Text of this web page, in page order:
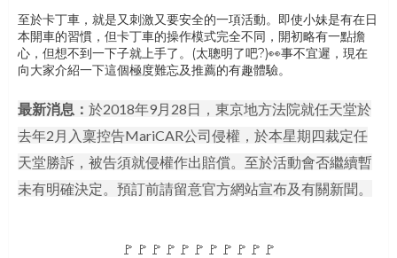
至於卡丁車，就是又刺激又要安全的一項活動。即使小妹是有在日
本開車的習慣，但卡丁車的操作模式完全不同，開初略有一點擔
心，但想不到一下子就上手了。(太聰明了吧?)👀事不宜遲，現在
向大家介紹一下這個極度難忘及推薦的有趣體驗。
最新消息： 於2018年9月28日，東京地方法院就任天堂於
去年2月入稟控告MariCAR公司侵權，於本星期四裁定任
天堂勝訴，被告須就侵權作出賠償。至於活動會否繼續暫
未有明確決定。預訂前請留意官方網站宣布及有關新聞。
🚩🚩🚩🚩🚩🚩🚩🚩🚩🚩🚩